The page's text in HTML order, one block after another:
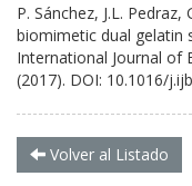
P. Sánchez, J.L.
biomimetic dual gelatin
International Journal of
(2017). DOI: 10.1016/
Volver al Listado